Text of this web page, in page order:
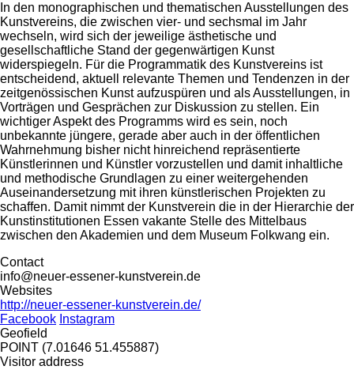
In den monographischen und thematischen Ausstellungen des
Kunstvereins, die zwischen vier- und sechsmal im Jahr
wechseln, wird sich der jeweilige ästhetische und
gesellschaftliche Stand der gegenwärtigen Kunst
widerspiegeln. Für die Programmatik des Kunstvereins ist
entscheidend, aktuell relevante Themen und Tendenzen in der
zeitgenössischen Kunst aufzuspüren und als Ausstellungen, in
Vorträgen und Gesprächen zur Diskussion zu stellen. Ein
wichtiger Aspekt des Programms wird es sein, noch
unbekannte jüngere, gerade aber auch in der öffentlichen
Wahrnehmung bisher nicht hinreichend repräsentierte
Künstlerinnen und Künstler vorzustellen und damit inhaltliche
und methodische Grundlagen zu einer weitergehenden
Auseinandersetzung mit ihren künstlerischen Projekten zu
schaffen. Damit nimmt der Kunstverein die in der Hierarchie der
Kunstinstitutionen Essen vakante Stelle des Mittelbaus
zwischen den Akademien und dem Museum Folkwang ein.
Contact
info@neuer-essener-kunstverein.de
Websites
http://neuer-essener-kunstverein.de/
Facebook Instagram
Geofield
POINT (7.01646 51.455887)
Visitor address